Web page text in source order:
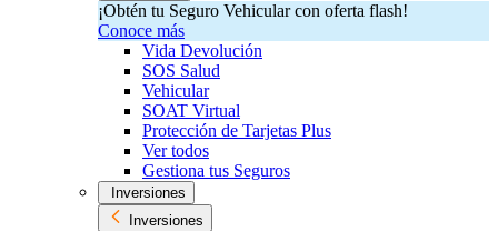
¡Obtén tu Seguro Vehicular con oferta flash!
Conoce más
Vida Devolución
SOS Salud
Vehicular
SOAT Virtual
Protección de Tarjetas Plus
Ver todos
Gestiona tus Seguros
Inversiones
Inversiones